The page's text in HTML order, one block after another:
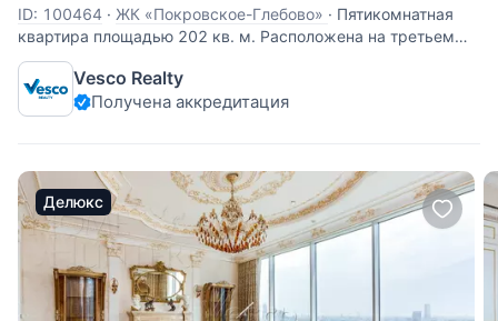
ID: 100464 · ЖК «Покровское-Глебово» · Пятикомнатная
квартира площадью 202 кв. м. Расположена на третьем
этаже жилого комплекса «Покровское-Глебово».
Пространство спланировано как: кухня-столовая-гостиная,
мастер-спальня, две детские комнаты, кабинет,
Vesco Realty
Получена аккредитация
Делюкс